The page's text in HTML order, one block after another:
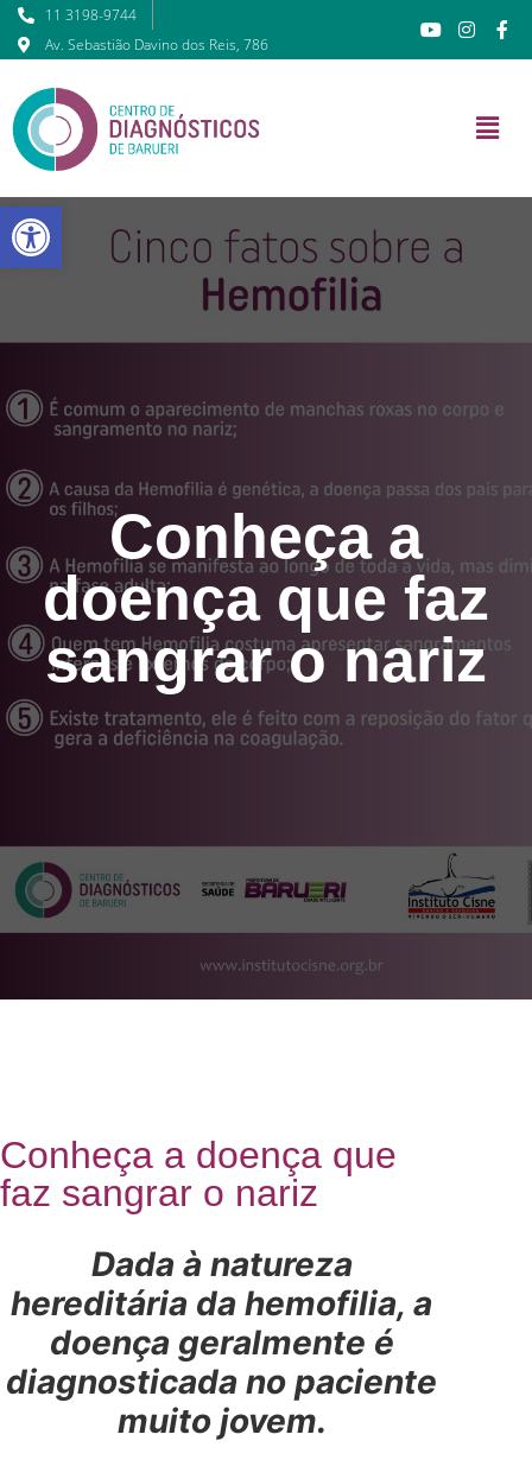
11 3198-9744
Av. Sebastião Davino dos Reis, 786
Conheça a
doença que faz
sangrar o nariz
Conheça a doença que
faz sangrar o nariz
Dada à natureza
hereditária da hemofilia, a
doença geralmente é
diagnosticada no paciente
muito jovem.
Barra de Ferramentas